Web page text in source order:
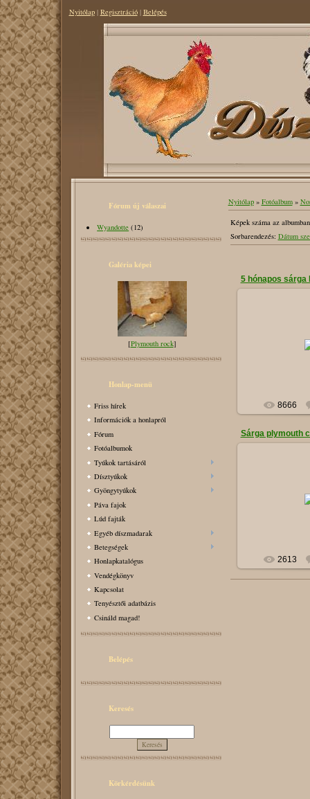
Nyitólap| Regisztráció| Belépés
Fórum új válaszai
Wyandotte (12)
Galéria képei
[Plymouth rock]
Honlap-menü
Friss hírek
Információk a honlapról
Fórum
Fotóalbumok
Tyúkok tartásáról
Dísztyúkok
Gyöngytyúkok
Páva fajok
Lúd fajták
Egyéb díszmadarak
Betegségek
Honlapkatalógus
Vendégkönyv
Kapcsolat
Tenyésztői adatbázis
Csináld magad!
Belépés
Keresés
Körkérdésünk
Nyitólap» Fotóalbum»
Képek száma az albumban
Sorbarendezés: Dátum
5 hónapos sárga
8666
Sárga plymouth
1-2 fehér
csibe is
2613